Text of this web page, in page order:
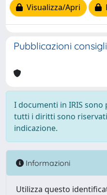
Visualizza/Apri
Pubblicazioni
I documenti in IRIS
tutti i diritti sono
indicazione.
Informazioni
Utilizza questo